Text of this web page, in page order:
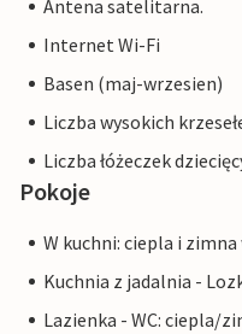
Antena satelitarna.
Internet Wi-Fi
Basen (maj-wrzesien)
Liczba wysokich
Liczba łóżeczek
Pokoje
W kuchni: ciepla i zimna
Kuchnia z jadalnia -
Lazienka - WC: ciepla/